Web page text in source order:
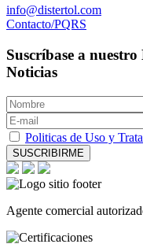
info@distertol.com
Contacto/PQRS
Suscríbase a
Noticias
Politicas de Uso y
SUSCRIBIRME
Agente comercial